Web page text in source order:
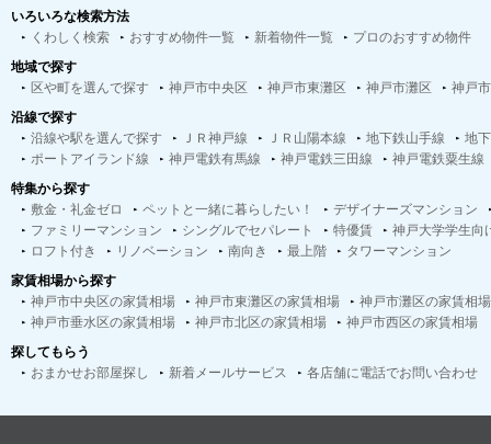
いろいろな検索方法
くわしく検索
おすすめ物件一覧 新着物件一覧
プロのおすすめ物件
地域で探す
区や町を選んで探す
神戸市中央区 神戸市東灘区 神戸市灘区
神戸
沿線で探す
沿線や駅を選んで探す
ＪＲ神戸線 ＪＲ山陽本線 地下鉄山手線
地
ポートアイランド線
神戸電鉄有馬線 神戸電鉄三田線
神戸電鉄粟生線
特集から探す
敷金・礼金ゼロ
ペットと一緒に暮らしたい！
デザイナーズマンション
ファミリーマンション
シングルでセパレート 特優賃
神戸大学学生向
ロフト付き
リノベーション 南向き 最上階
タワーマンション
家賃相場から探す
神戸市中央区の家賃相場
神戸市東灘区の家賃相場
神戸市灘区の家賃相場
神戸市垂水区の家賃相場
神戸市北区の家賃相場
神戸市西区の家賃相場
探してもらう
おまかせお部屋探し
新着メールサービス 各店舗に電話でお問い合わせ